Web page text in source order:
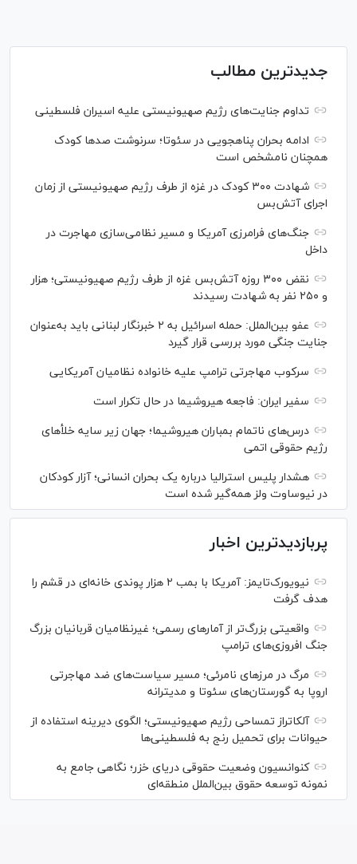
جدیدترین مطالب
تداوم جنایت‌های رژیم صهیونیستی علیه اسیران فلسطینی
ادامه بحران پناهجویی در سئوتا؛ سرنوشت صدها کودک
همچنان نامشخص است
شهادت ۳۰۰ کودک در غزه از طرف رژیم صهیونیستی از زمان
اجرای آتش‌بس
جنگ‌های فرامرزی آمریکا و مسیر نظامی‌سازی مهاجرت در
داخل
نقض ۳۰۰ روزه آتش‌بس غزه از طرف رژیم صهیونیستی؛ هزار
و ۲۵۰ نفر به شهادت رسیدند
عفو بین‌الملل: حمله اسرائیل به ۲ خبرنگار لبنانی باید به‌عنوان
جنایت جنگی مورد بررسی قرار گیرد
سرکوب مهاجرتی ترامپ علیه خانواده نظامیان آمریکایی
سفیر ایران: فاجعه هیروشیما در حال تکرار است
درس‌های ناتمام بمباران هیروشیما؛ جهان زیر سایه خلأ‌های
رژیم حقوقی اتمی
هشدار پلیس استرالیا درباره یک بحران انسانی؛ آزار کودکان
در نیوساوت ولز همه‌گیر شده است
پربازدیدترین اخبار
نیویورک‌تایمز: آمریکا با بمب ۲ هزار پوندی خانه‌ای در قشم را
هدف گرفت
واقعیتی بزرگ‌تر از آمار‌های رسمی؛ غیرنظامیان قربانیان بزرگ
جنگ افروزی‌های ترامپ
مرگ در مرز‌های نامرئی؛ مسیر سیاست‌های ضد مهاجرتی
اروپا به گورستان‌های سئوتا و مدیترانه
آلکاتراز تمساحی رژیم صهیونیستی؛ الگوی دیرینه استفاده از
حیوانات برای تحمیل رنج به فلسطینی‌ها
کنوانسیون وضعیت حقوقی دریای خزر؛ نگاهی جامع به
نمونه توسعه حقوق بین‌الملل منطقه‌ای